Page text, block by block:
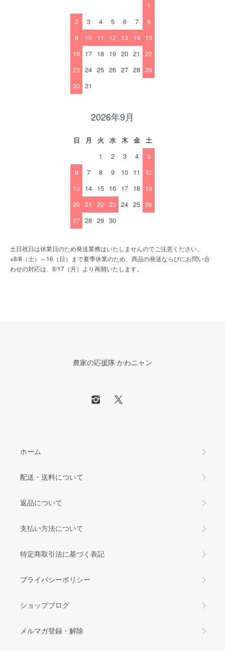
1
2
3 4 5 6 7
8
9
10 11 12 13 14 15
16 17 18 19 20 21
22
23 24 25 26 27 28 29
30 31
2026年9月
日 月 火 水 木 金
土
1
2 3 4
5
6
7 8 9 10 11
12
13 14 15 16 17 18 19
20 21 22 23 24 25 26
27 28 29 30
土日祝日は休業日のため発送業務はいたしませんのでご注意ください。
※8/8（土）～16（日）まで夏季休業のため、商品の発送ならびにお問い合
わせの対応は、8/17（月）より再開いたします。
農家の応援隊 かわニャン
ホーム
配送・送料について
返品について
支払い方法について
特定商取引法に基づく表記
プライバシーポリシー
ショップブログ
メルマガ登録・解除